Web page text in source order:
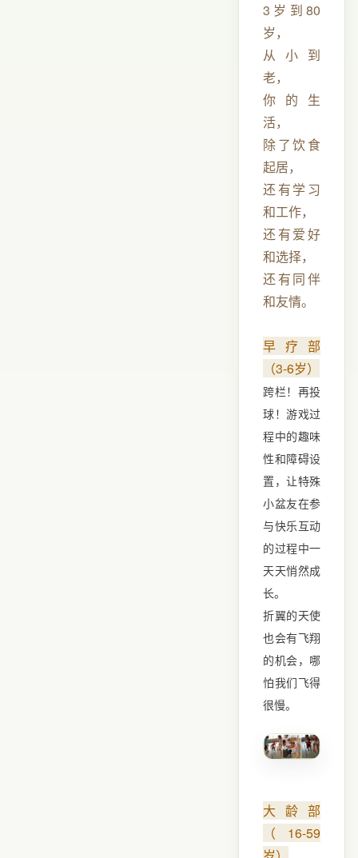
3岁到80
岁，
从小到
老，
你的生
活，
除了饮食
起居，
还有学习
和工作，
还有爱好
和选择，
还有同伴
和友情。
早疗部
（3-6岁）
跨栏！再投
球！游戏过
程中的趣味
性和障碍设
置，让特殊
小盆友在参
与快乐互动
的过程中一
天天悄然成
长。
折翼的天使
也会有飞翔
的机会，哪
怕我们飞得
很慢。
大龄部
（16-59